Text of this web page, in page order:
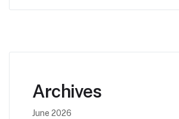
Archives
June 2026